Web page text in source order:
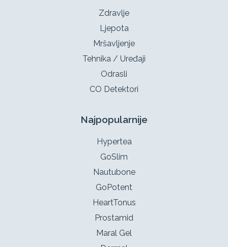
Zdravlje
Ljepota
Mršavljenje
Tehnika / Uređaji
Odrasli
CO Detektori
Najpopularnije
Hypertea
GoSlim
Nautubone
GoPotent
HeartTonus
Prostamid
Maral Gel